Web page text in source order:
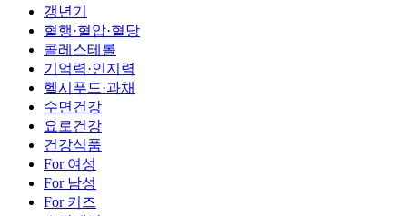
갱년기
혈행·혈압·혈당
콜레스테롤
기억력·인지력
헬시푸드·과채
수면건강
요로건강
건강식품
For 여성
For 남성
For 키즈